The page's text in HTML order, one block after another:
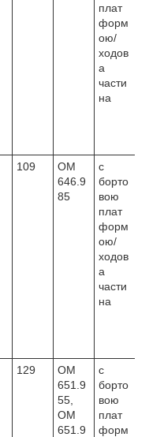
плат
форм
ою/
ходов
а
части
на
109
OM
646.9
85
c
борто
вою
плат
форм
ою/
ходов
а
части
на
129
OM
651.9
55,
OM
651.9
c
борто
вою
плат
форм